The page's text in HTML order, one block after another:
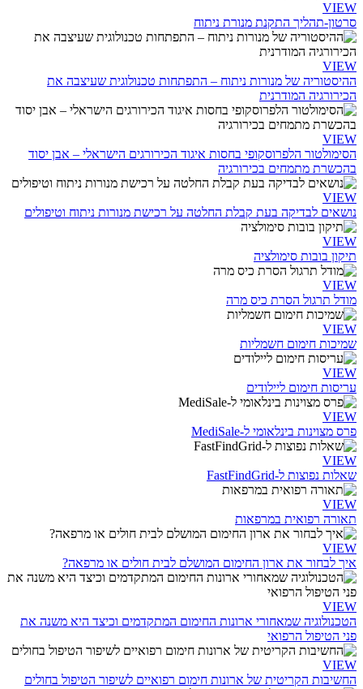
VIEW
סרטון-תהליך התקנת מנורת ניתוח
VIEW
ההיסטוריה של מנורות ניתוח – התפתחות טכנולוגית שעיצבה את
הכירורגיה המודרנית
VIEW
הסימולטור הלפרוסקופי בחסות איגוד הכירורגים הישראלי – אבן יסוד
בהכשרת מתמחים בכירורגיה
VIEW
נושאים לבדיקה בעת קבלת החלטה על רכישת מנורות ניתוח וטיפולים
VIEW
תיקון בובות סימולציה
VIEW
מודל תרגול הסרת כיס מרה
VIEW
שמיכות חימום חשמליות
VIEW
עריסות חימום ליילודים
VIEW
פרס מצוינות בינלאומי ל-MediSale
VIEW
שאלות נפוצות ל-FastFindGrid
VIEW
תאורה רפואית במרפאות
VIEW
איך לבחור את ארון החימום המושלם לבית חולים או מרפאה?
VIEW
הטכנולוגיה שמאחורי ארונות החימום המתקדמים וכיצד היא משנה את
פני הטיפול הרפואי
VIEW
החשיבות הקריטית של ארונות חימום רפואיים לשיפור הטיפול בחולים